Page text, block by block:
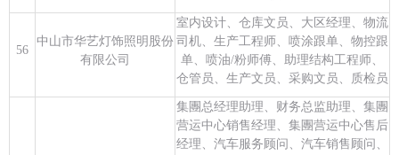
56
中山市华艺灯饰照明股份
有限公司
室内设计、仓库文员、大区经理、物流
司机、生产工程师、喷涂跟单、物控跟
单、喷油/粉师傅、助理结构工程师、
仓管员、生产文员、采购文员、质检员
集團总经理助理、财务总监助理、集團
营运中心销售经理、集團营运中心售后
经理、汽车服务顾问、汽车销售顾问、